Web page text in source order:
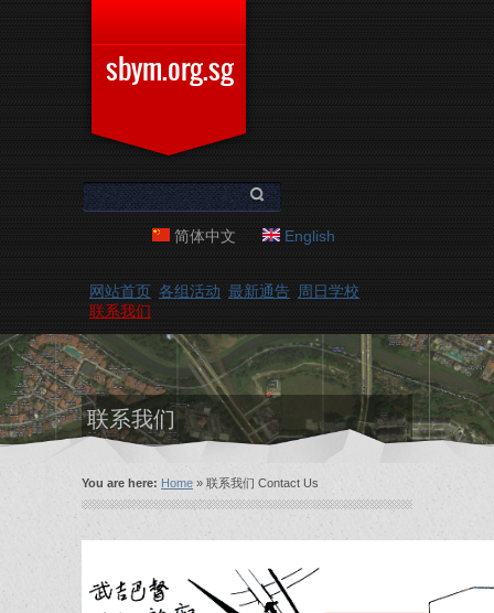
sbym.org.sg
Search form
Search
简体中文 English
网站首页 各组活动 最新通告
周日学校
联系我们
联系我们
You are here
You are here: Home » 联系我们 Contact Us